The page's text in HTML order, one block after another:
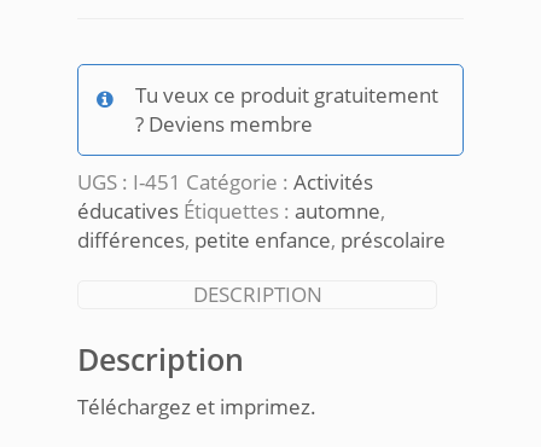
différences-
AutomneTu veux ce produit gratuitement
? Deviens membre
UGS : I-451 Catégorie : Activités
éducatives Étiquettes : automne,
différences, petite enfance, préscolaire
DESCRIPTION
Description
Téléchargez et imprimez.